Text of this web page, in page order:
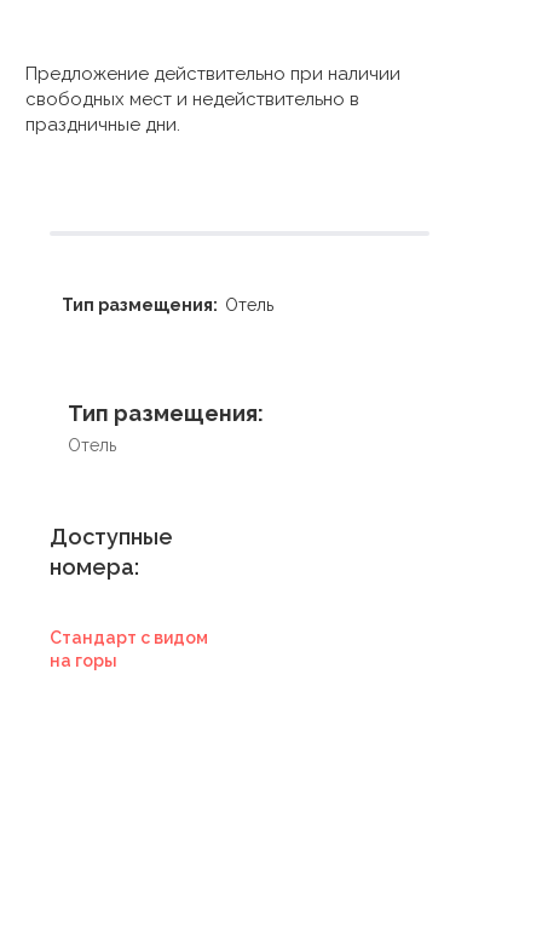
Предложение действительно при наличии
свободных мест и недействительно в
праздничные дни.
Тип размещения: Отель
Тип размещения:
Отель
Доступные
номера:
Стандарт с видом
на горы